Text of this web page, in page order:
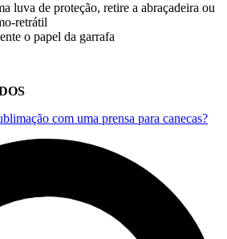
luva de proteção, retire a abraçadeira ou
retrátil
o papel da garrafa
com uma prensa para canecas?